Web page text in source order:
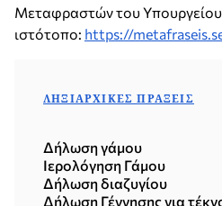
Μεταφραστών του
ιστότοπο: https://
ΛΗΞΙΑΡΧΙΚΈΣ ΠΡΆΞΕΙΣ
Δήλωση γάμου
Ιερολόγηση Γάμου
Δήλωση διαζυγίου
Δήλωση Γέννησης για